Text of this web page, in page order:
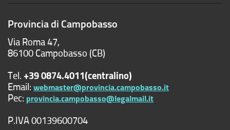
Provincia di Campobasso
Via Roma 47,
86100 Campobasso (CB)
Tel.+39 0874.4011(centralino)
Email:webmaster@provincia.campobasso.it
Pec: provincia.campobasso@legalmail.it
P.IVA 00139600704